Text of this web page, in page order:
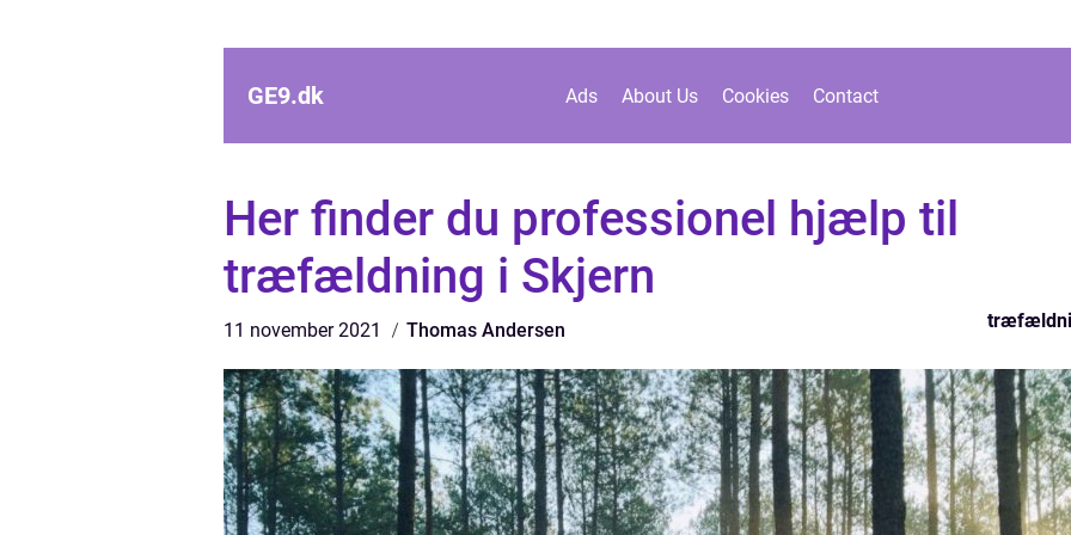
GE9.dk Ads About Us Cookies Contact
Her finder du professionel hjælp til
træfældning i Skjern
11 november 2021 Thomas Andersen